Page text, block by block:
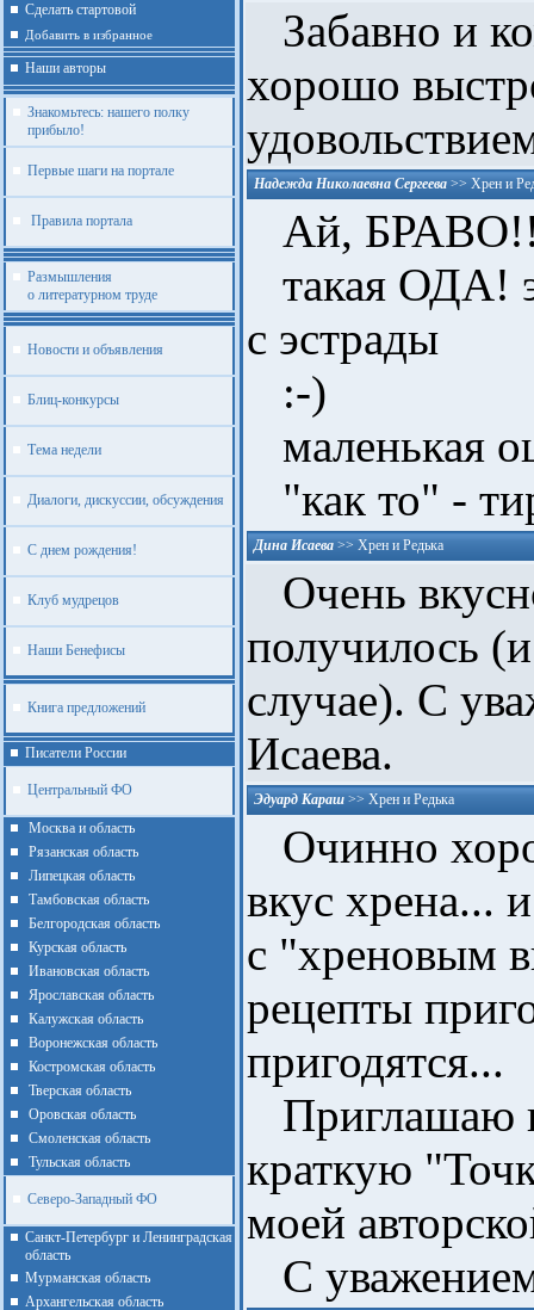
Сделать стартовой
Добавить в избранное
Наши авторы
Знакомьтесь: нашего полку
прибыло!
Первые шаги на портале
Правила портала
Размышления
о литературном труде
Новости и объявления
Блиц-конкурсы
Тема недели
Диалоги, дискуссии, обсуждения
С днем рождения!
Клуб мудрецов
Наши Бенефисы
Книга предложений
Писатели России
Центральный ФО
Москва и область
Рязанская область
Липецкая область
Тамбовская область
Белгородская область
Курская область
Ивановская область
Ярославская область
Калужская область
Воронежская область
Костромская область
Тверская область
Оровская область
Смоленская область
Тульская область
Северо-Западный ФО
Санкт-Петербург и Ленинградская
область
Мурманская область
Архангельская область
Забавно и
хорошо
Надежда Николаевна Сергеева >> Хрен и
Ай,
такая ОДА!
с эстрады
:-)
маленькая
"как то" -
Дина Исаева >> Хрен и Редька
Очень
получилось
случае). С
Исаева.
Эдуард Караш >> Хрен и Редька
Очинно
вкус хрена...
с "хреновым
рецепты
пригодятся...
Приглашаю
краткую
моей
С